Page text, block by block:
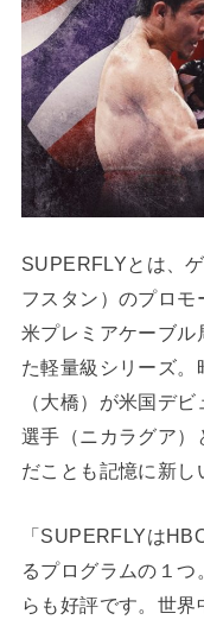
SUPERFLYとは、
フスタン）のプロモ
米プレミアケーブル
た軽量級シリーズ
（大橋）が米国デ
選手（ニカラグア）
だことも記憶に新し
「SUPERFLYは
るプログラムの１
らも好評です。世